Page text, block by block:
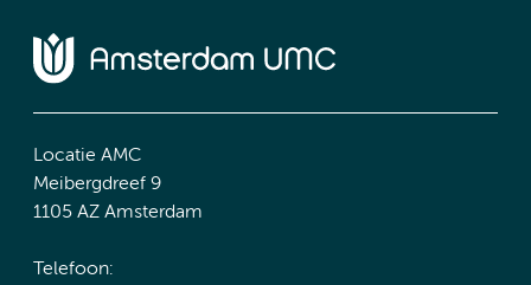
Locatie AMC
Meibergdreef 9
1105 AZ Amsterdam
Telefoon: